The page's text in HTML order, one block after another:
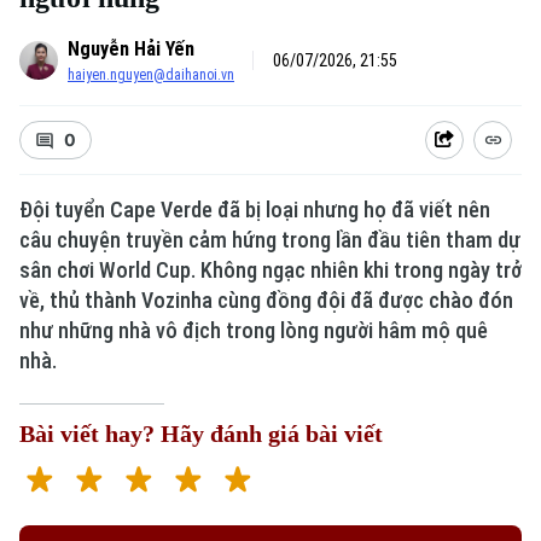
Nguyễn Hải Yến
haiyen.nguyen@daihanoi.vn
06/07/2026, 21:55
0
Đội tuyển Cape Verde đã bị loại nhưng họ đã viết nên
câu chuyện truyền cảm hứng trong lần đầu tiên tham dự
sân chơi World Cup. Không ngạc nhiên khi trong ngày trở
về, thủ thành Vozinha cùng đồng đội đã được chào đón
như những nhà vô địch trong lòng người hâm mộ quê
nhà.
Bài viết hay? Hãy đánh giá bài viết